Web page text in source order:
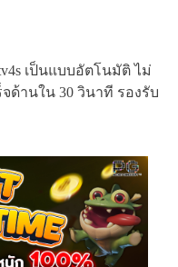
เป็นแบบอัตโนมัติ ไม่
ด้านใน 30 วินาที รองรับ